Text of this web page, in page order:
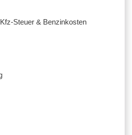
Steuer & Benzinkosten